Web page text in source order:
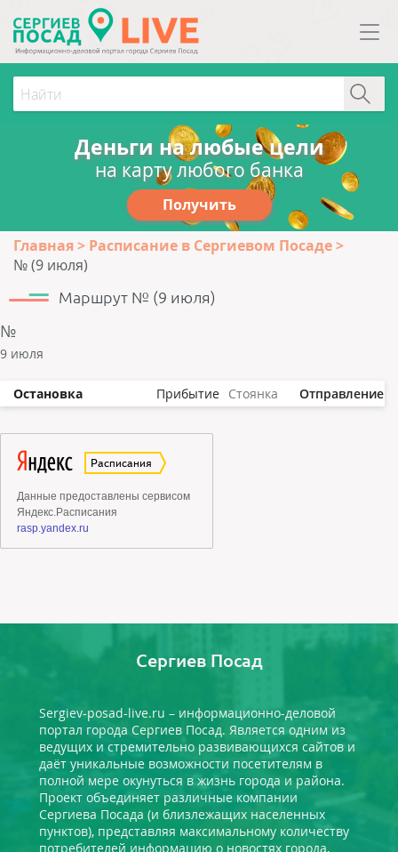
Деньги на любые цели
на карту любого банка
Получить
Главная
Расписание в Сергиевом Посаде
№ (9 июля)
Маршрут № (9 июля)
№
9 июля
Остановка Прибытие Стоянка Отправление
Сергиев Посад
Sergiev-posad-live.ru – информационно-деловой
портал города Сергиев Посад. Является одним из
ведущих и стремительно развивающихся сайтов и
даёт уникальные возможности посетителям в
полной мере окунуться в жизнь города и района.
Проект объединяет различные компании
Сергиева Посада (и близлежащих населенных
пунктов), представляя максимальному количеству
потребителей информацию о новостях города,